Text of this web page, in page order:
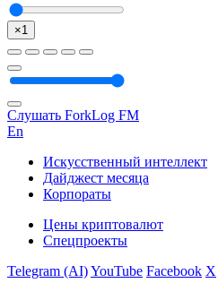
×1
Слушать ForkLog FM
En
Искусственный интеллект
Дайджест месяца
Корпораты
Цены криптовалют
Спецпроекты
Telegram (AI)YouTube Facebook X